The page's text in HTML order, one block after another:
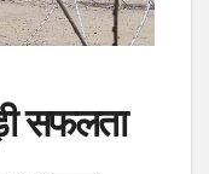
सफलता